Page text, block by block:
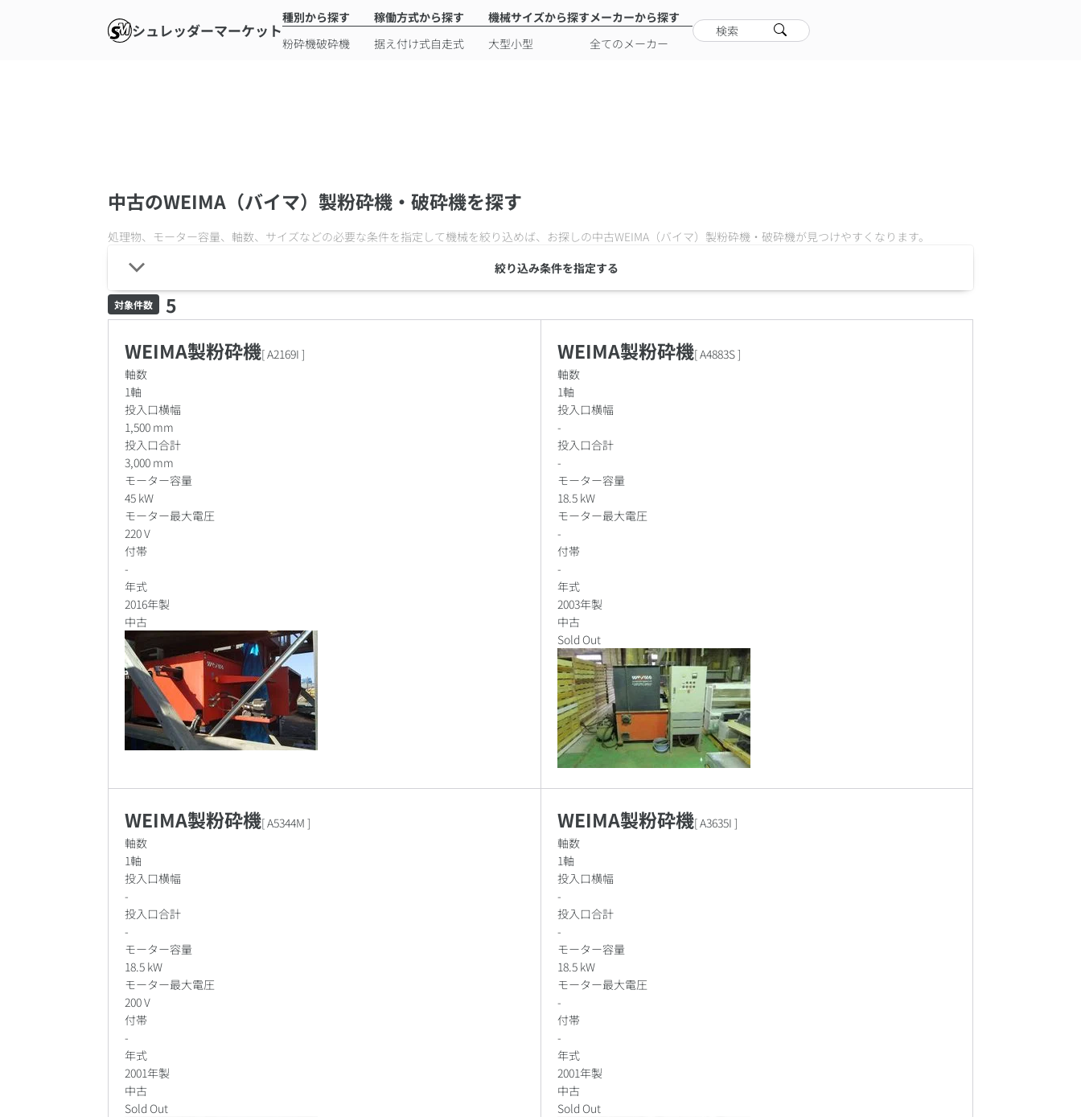
シュレッダーマーケット
種別から探す
粉砕機破砕機
稼働方式から探す
据え付け式自走式
機械サイズから探す
大型小型
メーカーから探す
全てのメーカー
検索
中古のWEIMA（バイマ）製粉砕機・破砕機を探す
処理物、モーター容量、軸数、サイズなどの必要な条件を指定して機械を絞り込めば、お探しの中古WEIMA（バイマ）製粉砕機・破砕機が見つけやすくなります。
絞り込み条件を指定する
対象件数
5
WEIMA製粉砕機[A2169I ]
軸数
1軸
投入口横幅
1,500 mm
投入口合計
3,000 mm
モーター容量
45 kW
モーター最大電圧
220 V
付帯
-
年式
2016年製
中古
WEIMA製粉砕機[A4883S]
軸数
1軸
投入口横幅
-
投入口合計
-
モーター容量
18.5 kW
モーター最大電圧
-
付帯
-
年式
2003年製
中古
Sold Out
WEIMA製粉砕機[A5344M ]
軸数
1軸
投入口横幅
-
投入口合計
-
モーター容量
18.5 kW
モーター最大電圧
200 V
付帯
-
年式
2001年製
中古
Sold Out
WEIMA製粉砕機[A3635I ]
軸数
1軸
投入口横幅
-
投入口合計
-
モーター容量
18.5 kW
モーター最大電圧
-
付帯
-
年式
2001年製
中古
Sold Out